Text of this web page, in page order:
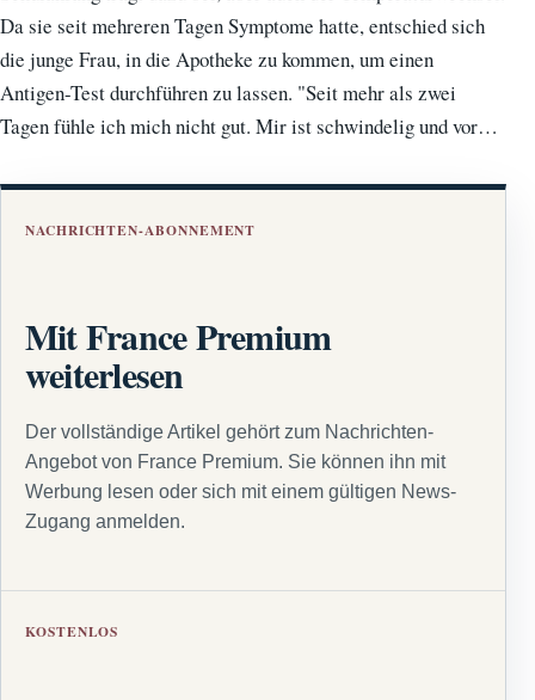
Da sie seit mehreren Tagen Symptome hatte, entschied sich
die junge Frau, in die Apotheke zu kommen, um einen
Antigen-Test durchführen zu lassen. "Seit mehr als zwei
Tagen fühle ich mich nicht gut. Mir ist schwindelig und vor…
NACHRICHTEN-ABONNEMENT
Mit France Premium
weiterlesen
Der vollständige Artikel gehört zum Nachrichten-
Angebot von France Premium. Sie können ihn mit
Werbung lesen oder sich mit einem gültigen News-
Zugang anmelden.
KOSTENLOS